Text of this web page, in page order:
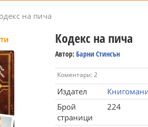
на пича
Кодекс на пича
Автор: Барни Стинсън
Коментари: 2
Издател
Брой
страници
224